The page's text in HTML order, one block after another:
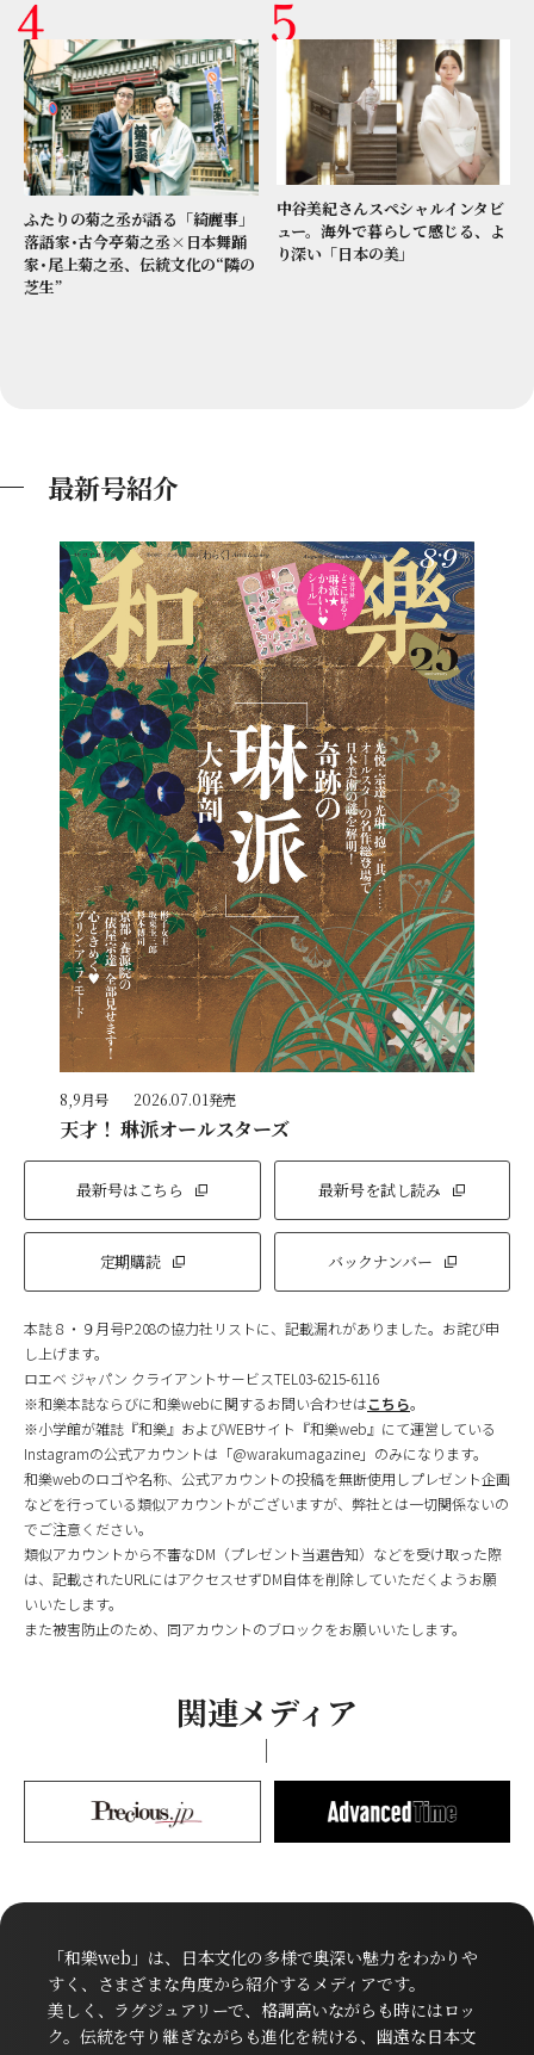
ふたりの菊之丞が語る「綺麗事」
落語家･古今亭菊之丞×日本舞踊
家･尾上菊之丞、伝統文化の“隣の
芝生”
中谷美紀さんスペシャルインタビ
ュー。海外で暮らして感じる、よ
り深い「日本の美」
最新号紹介
8,9月号 2026.07.01発売
天才！ 琳派オールスターズ
最新号はこちら 最新号を試し読み
定期購読 バックナンバー
本誌８・９月号P.208の協力社リストに、記載漏れがありました。お詫び申
し上げます。
ロエベ ジャパン クライアントサービスTEL03-6215-6116
※和樂本誌ならびに和樂webに関するお問い合わせはこちら。
※小学館が雑誌『和樂』およびWEBサイト『和樂web』にて運営している
Instagramの公式アカウントは「@warakumagazine」のみになります。
和樂webのロゴや名称、公式アカウントの投稿を無断使用しプレゼント企画
などを行っている類似アカウントがございますが、弊社とは一切関係ないの
でご注意ください。
類似アカウントから不審なDM（プレゼント当選告知）などを受け取った際
は、記載されたURLにはアクセスせずDM自体を削除していただくようお願
いいたします。
また被害防止のため、同アカウントのブロックをお願いいたします。
関連メディア
「和樂web」は、日本文化の多様で奥深い魅力をわかりや
すく、さまざまな角度から紹介するメディアです。
美しく、ラグジュアリーで、格調高いながらも時にはロッ
ク。伝統を守り継ぎながらも進化を続ける、幽遠な日本文